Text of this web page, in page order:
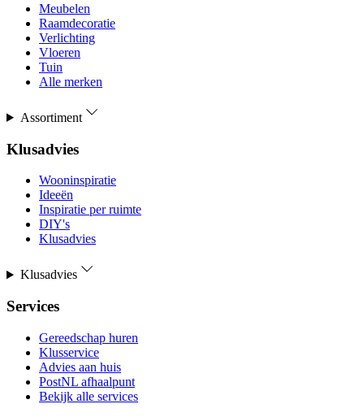
Meubelen
Raamdecoratie
Verlichting
Vloeren
Tuin
Alle merken
Assortiment
Klusadvies
Wooninspiratie
Ideeën
Inspiratie per ruimte
DIY's
Klusadvies
Klusadvies
Services
Gereedschap huren
Klusservice
Advies aan huis
PostNL afhaalpunt
Bekijk alle services